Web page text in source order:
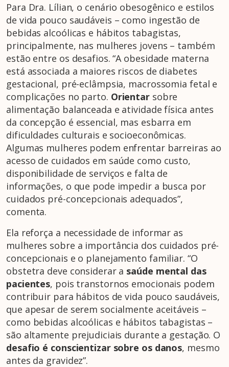
Para Dra. Lílian, o cenário obesogênico e estilos
de vida pouco saudáveis – como ingestão de
bebidas alcoólicas e hábitos tabagistas,
principalmente, nas mulheres jovens – também
estão entre os desafios. “A obesidade materna
está associada a maiores riscos de diabetes
gestacional, pré-eclâmpsia, macrossomia fetal e
complicações no parto. Orientarsobre
alimentação balanceada e atividade física antes
da concepção é essencial, mas esbarra em
dificuldades culturais e socioeconômicas.
Algumas mulheres podem enfrentar barreiras ao
acesso de cuidados em saúde como custo,
disponibilidade de serviços e falta de
informações, o que pode impedir a busca por
cuidados pré-concepcionais adequados”,
comenta.
Ela reforça a necessidade de informar as
mulheres sobre a importância dos cuidados pré-
concepcionais e o planejamento familiar. “O
obstetra deve considerar a saúde mental das
pacientes, pois transtornos emocionais podem
contribuir para hábitos de vida pouco saudáveis,
que apesar de serem socialmente aceitáveis –
como bebidas alcoólicas e hábitos tabagistas –
são altamente prejudiciais durante a gestação. O
desafio é conscientizar sobre os danos, mesmo
antes da gravidez”.